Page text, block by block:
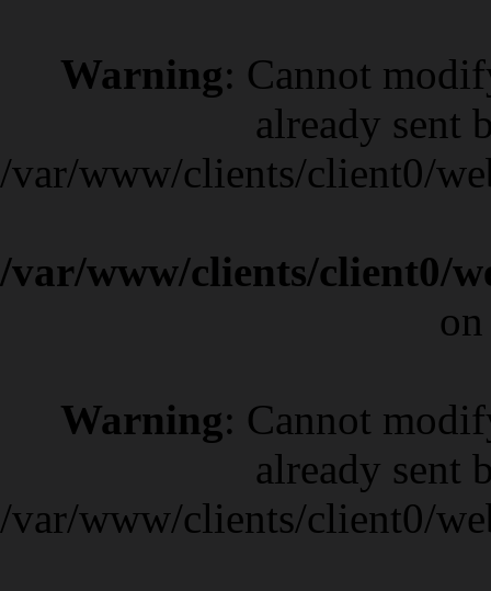
Warning: Cannot
already sent
/var/www/clients/client0/
/var/www/clients/client0/
Warning: Cannot
already sent
/var/www/clients/client0/